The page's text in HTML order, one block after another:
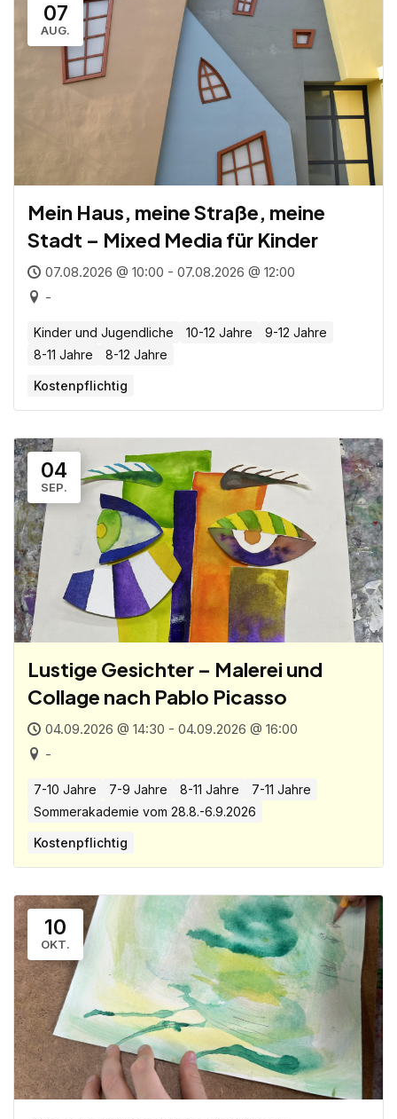
07
AUG.
Mein Haus, meine Straße, meine
Stadt – Mixed Media für Kinder
07.08.2026 @ 10:00 - 07.08.2026 @ 12:00
-
Kinder und Jugendliche 10-12 Jahre
9-12 Jahre
8-11 Jahre
8-12 Jahre
Kostenpflichtig
04
SEP.
Lustige Gesichter – Malerei und
Collage nach Pablo Picasso
04.09.2026 @ 14:30 - 04.09.2026 @ 16:00
-
7-10 Jahre 7-9 Jahre 8-11 Jahre
7-11 Jahre
Sommerakademie vom 28.8.-6.9.2026
Kostenpflichtig
10
OKT.